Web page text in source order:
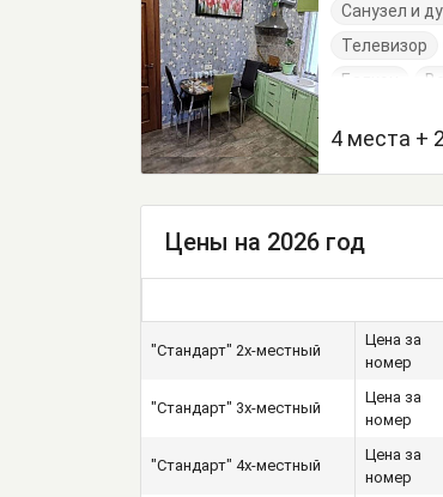
Санузел и
Телевизор
Балкон
Стол
4 места +
Цены на 2026 год
"Стандарт" 2х-местный
Цена за
номер
"Стандарт" 3х-местный
Цена за
номер
"Стандарт" 4х-местный
Цена за
номер